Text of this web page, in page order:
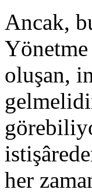
Ancak,
oluşan,
her